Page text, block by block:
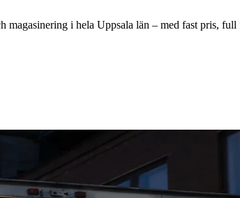
i hela Uppsala län – med fast pris,